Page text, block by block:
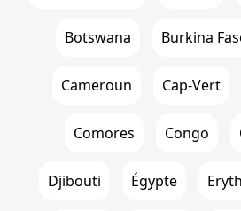
Botswana Burkina
Cameroun Cap-Vert
Comores Congo
Djibouti Égypte